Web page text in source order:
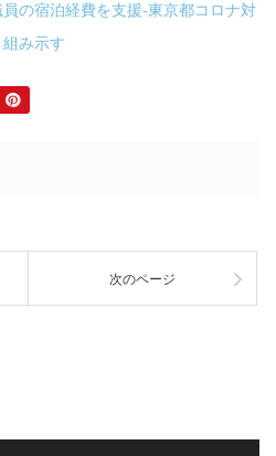
の宿泊経費を支援-東京都コロナ対
み示す
次のページ